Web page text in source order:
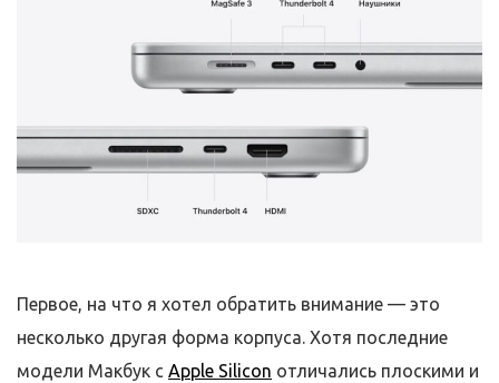
Первое, на что я хотел обратить внимание — это
несколько другая форма корпуса. Хотя последние
модели Макбук с Apple Silicon отличались плоскими и